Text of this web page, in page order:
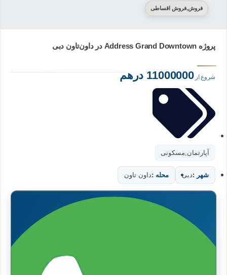
پروژه Address Grand Downtown در داون‌تاون دبی
فروش,فروش اقساطی
شروع از11000000 درهم
آپارتمان,مسکونی
شهر : دبی محله :داون تاون